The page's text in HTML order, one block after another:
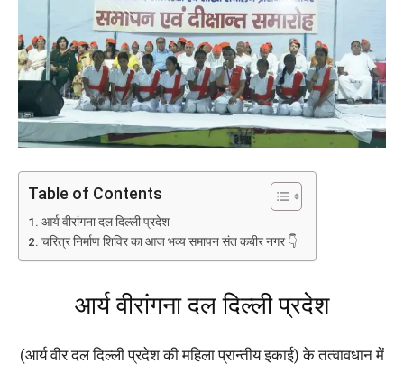
Table of Contents
आर्य वीरांगना दल दिल्ली प्रदेश
चरित्र निर्माण शिविर का आज भव्य समापन संत कबीर नगर 👇
आर्य वीरांगना दल दिल्ली प्रदेश
(आर्य वीर दल दिल्ली प्रदेश की महिला प्रान्तीय इकाई) के तत्वावधान में